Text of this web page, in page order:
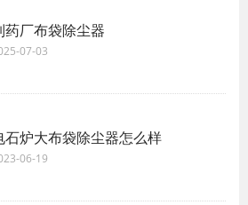
药厂布袋除尘器
07-03
石炉大布袋除尘器怎么样
06-19